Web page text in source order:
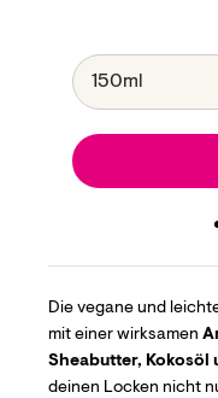
Die vegane und
mit einer wirksamen
Sheabutter, Kokosöl
deinen Locken nicht